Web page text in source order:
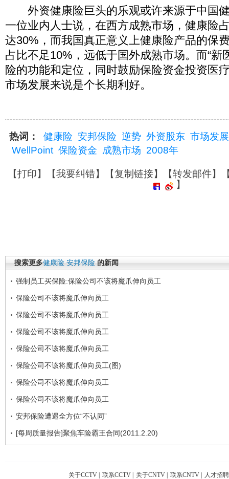
外资健康险巨头的乐观或许来源于中国
一位业内人士说，在西方成熟市场，健康险
达30%，而我国真正意义上健康险产品的保
占比不足10%，远低于国外成熟市场。而“新
险的功能和定位，同时鼓励保险资金投资医
市场发展来说是个长期利好。
热词： 健康险 安邦保险 逆势 外资股东 市场发展
WellPoint 保险资金 成熟市场 2008年
【打印】【我要纠错】【复制链接】【转发邮件】
】
搜索更多健康险 安邦保险 的新闻
强制员工买保险:保险公司不该将魔爪伸向员工
保险公司不该将魔爪伸向员工
保险公司不该将魔爪伸向员工
保险公司不该将魔爪伸向员工
保险公司不该将魔爪伸向员工
保险公司不该将魔爪伸向员工(图)
保险公司不该将魔爪伸向员工
保险公司不该将魔爪伸向员工
安邦保险遭遇全方位“不认同”
[每周质量报告]聚焦车险霸王合同(2011.2.20)
关于CCTV | 联系CCTV | 关于CNTV | 联系CNTV | 人才招聘